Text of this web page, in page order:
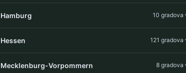
Hamburg 10 gradova
Hessen 121 gradova
Mecklenburg-Vorpommern 8 gradova